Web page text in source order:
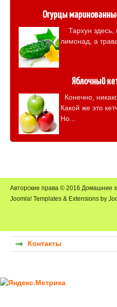
Огурцы
Тархун здесь,
лимонад, а
Яблочный
Конечно,
Какой же это
Но...
Авторские права © 2016 Домашние
Joomla! Templates & Extensions by
Контакты